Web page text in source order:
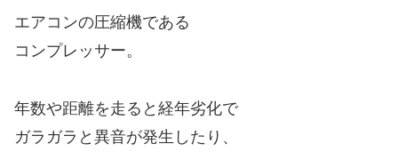
エアコンの圧縮機である
コンプレッサー。
年数や距離を走ると経年劣化で
ガラガラと異音が発生したり、